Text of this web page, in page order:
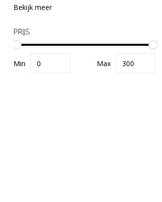
Bekijk meer
PRIJS
Min Max